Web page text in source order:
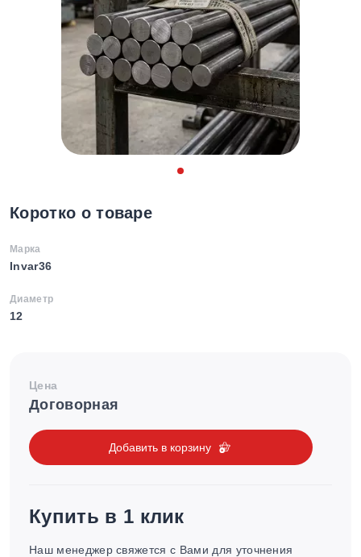
Коротко о товаре
Марка
Invar36
Диаметр
12
Цена
Договорная
Добавить в корзину
Купить в 1 клик
Наш менеджер свяжется с Вами для уточнения